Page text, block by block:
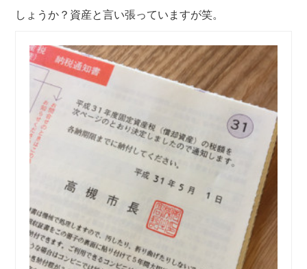
しょうか？資産と言い張っていますが笑。